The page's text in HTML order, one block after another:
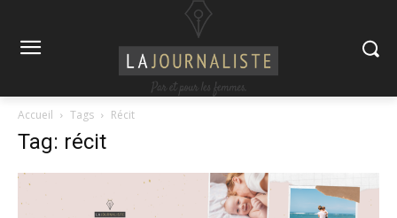
Accueil Tags Récit
Tag: récit